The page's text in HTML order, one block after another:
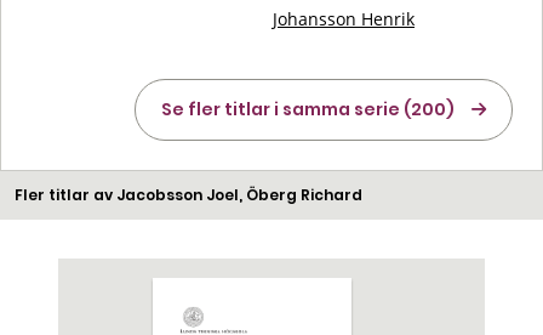
Johansson Henrik
Se fler titlar i samma serie (200)
Fler titlar av Jacobsson Joel, Öberg Richard